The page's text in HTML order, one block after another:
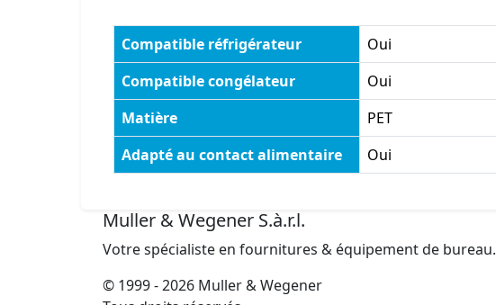
Compatible réfrigérateur Oui
Compatible congélateur
Oui
Matière
PET
Adapté au contact alimentaire
Oui
Muller & Wegener S.à.r.l.
Votre spécialiste en fournitures & équipement de bureau.
© 1999 - 2026 Muller & Wegener